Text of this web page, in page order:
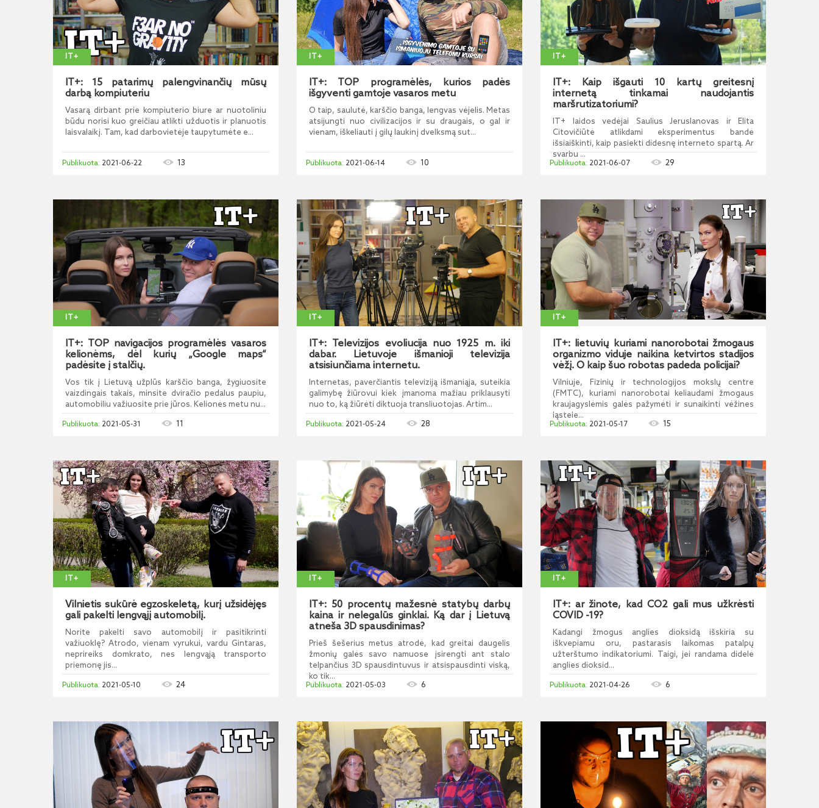
IT+
IT+: 15 patarimų palengvinančių mūsų
darbą kompiuteriu
Vasarą dirbant prie kompiuterio biure ar nuotoliniu
būdu norisi kuo greičiau atlikti užduotis ir planuotis
laisvalaikį. Tam, kad darbovietėje taupytumėte e...
2021-06-22 13
IT+
IT+: TOP programėlės, kurios padės
išgyventi gamtoje vasaros metu
O taip, saulutė, karščio banga, lengvas vėjelis. Metas
atsijungti nuo civilizacijos ir su draugais, o gal ir
vienam, iškeliauti į gilų laukinį dvelksmą sut...
2021-06-14 10
IT+
IT+: Kaip išgauti 10 kartų greitesnį
internetą tinkamai naudojantis
maršrutizatoriumi?
IT+ laidos vedėjai Saulius Jeruslanovas ir Elita
Citovičiūtė atlikdami eksperimentus bandė
išsiaiškinti, kaip pasiekti didesnę interneto spartą. Ar
svarbu ...
2021-06-07 29
IT+
IT+: TOP navigacijos programėlės vasaros
kelionėms, dėl kurių „Google maps“
padėsite į stalčių.
Vos tik į Lietuvą užplūs karščio banga, žygiuosite
vaizdingais takais, minsite dviračio pedalus paupiu,
automobiliu važiuosite prie jūros. Kelionės metu nu...
2021-05-31 11
IT+
IT+: Televizijos evoliucija nuo 1925 m. iki
dabar. Lietuvoje išmanioji televizija
atsisiunčiama internetu.
Internetas, paverčiantis televiziją išmaniąja, suteikia
galimybę žiūrovui kiek įmanoma mažiau priklausyti
nuo to, ką žiūrėti diktuoja transliuotojas. Artim...
2021-05-24 28
IT+
IT+: lietuvių kuriami nanorobotai žmogaus
organizmo viduje naikina ketvirtos stadijos
vėžį. O kaip šuo robotas padeda policijai?
Vilniuje, Fizinių ir technologijos mokslų centre
(FMTC), kuriami nanorobotai keliaudami žmogaus
kraujagyslėmis galės pažymėti ir sunaikinti vėžines
ląstele...
2021-05-17 15
IT+
Vilnietis sukūrė egzoskeletą, kurį užsidėjęs
gali pakelti lengvąjį automobilį.
Norite pakelti savo automobilį ir pasitikrinti
važiuoklę? Atrodo, vienam vyrukui, vardu Gintaras,
neprireiks domkrato, nes lengvąją transporto
priemonę jis...
2021-05-10 24
IT+
IT+: 50 procentų mažesnė statybų darbų
kaina ir nelegalūs ginklai. Ką dar į Lietuvą
atneša 3D spausdinimas?
Prieš šešerius metus atrodė, kad greitai daugelis
žmonių galės savo namuose įsirengti ant stalo
telpančius 3D spausdintuvus ir atsispausdinti viską,
ko tik...
2021-05-03 6
IT+
IT+: ar žinote, kad CO2 gali mus užkrėsti
COVID -19?
Kadangi žmogus anglies dioksidą išskiria su
iškvepiamu oru, pastarasis laikomas patalpų
užterštumo indikatoriumi. Taigi, jei randama didelė
anglies dioksid...
2021-04-26 6